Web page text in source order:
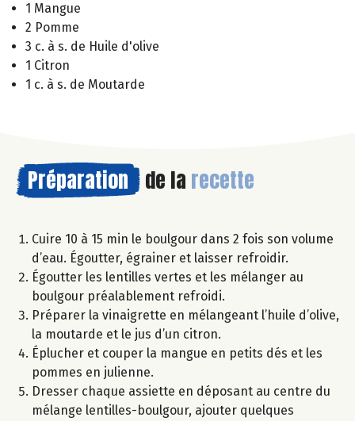
1 Mangue
2 Pomme
3 c. à s. de Huile d'olive
1 Citron
1 c. à s. de Moutarde
Préparation de la recette
Cuire 10 à 15 min le boulgour dans 2 fois son volume
d’eau. Égoutter, égrainer et laisser refroidir.
Égoutter les lentilles vertes et les mélanger au
boulgour préalablement refroidi.
Préparer la vinaigrette en mélangeant l’huile d’olive,
la moutarde et le jus d’un citron.
Éplucher et couper la mangue en petits dés et les
pommes en julienne.
Dresser chaque assiette en déposant au centre du
mélange lentilles-boulgour, ajouter quelques